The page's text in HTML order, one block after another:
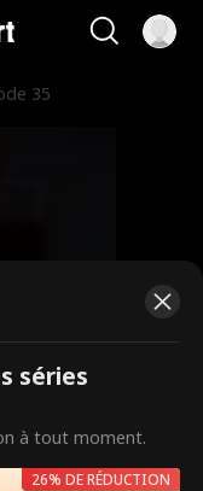
35
séries
à tout moment.
26% DE RÉDUCTION